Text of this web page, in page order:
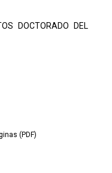
DOCTORADO DEL
(PDF)